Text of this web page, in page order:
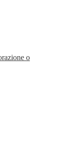
o